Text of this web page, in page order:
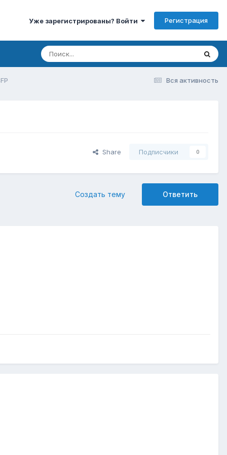
Уже зарегистрированы? Войти Регистрация
Вся активность
Share Подписчики 0
Ответить
Создать тему